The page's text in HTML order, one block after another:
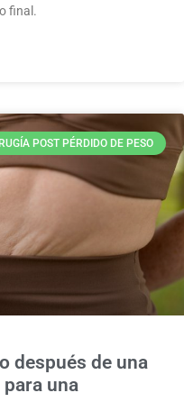
final.
POST PÉRDIDO DE PESO
después de una
una